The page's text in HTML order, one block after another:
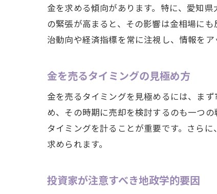
金を求める傾向があります。特に、愛知
の緊張が高まると、その影響は金相場に
治動向や経済指標を常に注視し、情報をア
金を売るタイミングの見極め方
金を売るタイミングを見極めるには、ま
め、その時期に売却を検討するのも一つ
タイミングを計ることが重要です。さら
求められます。
投資家が注意すべき地政学的要因